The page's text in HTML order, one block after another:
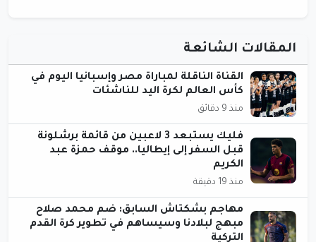
المقالات الشائعة
القناة الناقلة لمباراة مصر وإسبانيا اليوم في
كأس العالم لكرة اليد للناشئات
منذ 9 دقائق
فليك يستبعد 3 لاعبين من قائمة برشلونة
قبل السفر إلى إيطاليا.. موقف حمزة عبد
الكريم
منذ 19 دقيقة
مهاجم بشكتاش السابق: ضم محمد صلاح
مبهج لبلادنا وسيساهم في تطوير كرة القدم
التركية